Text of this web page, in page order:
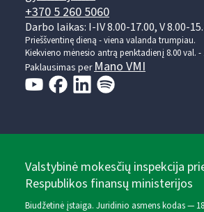
+370 5 260 5060
Darbo laikas: I-IV 8.00-17.00, V 8.00-
Prieššventinę dieną - viena valanda trumpiau.
Kiekvieno mėnesio antrą penktadienį 8.00 val. -
Paklausimas perMano VMI
Valstybinė mokesčių inspekcija
Respublikos finansų ministerijos
Biudžetinė įstaiga. Juridinio asmens kodas —